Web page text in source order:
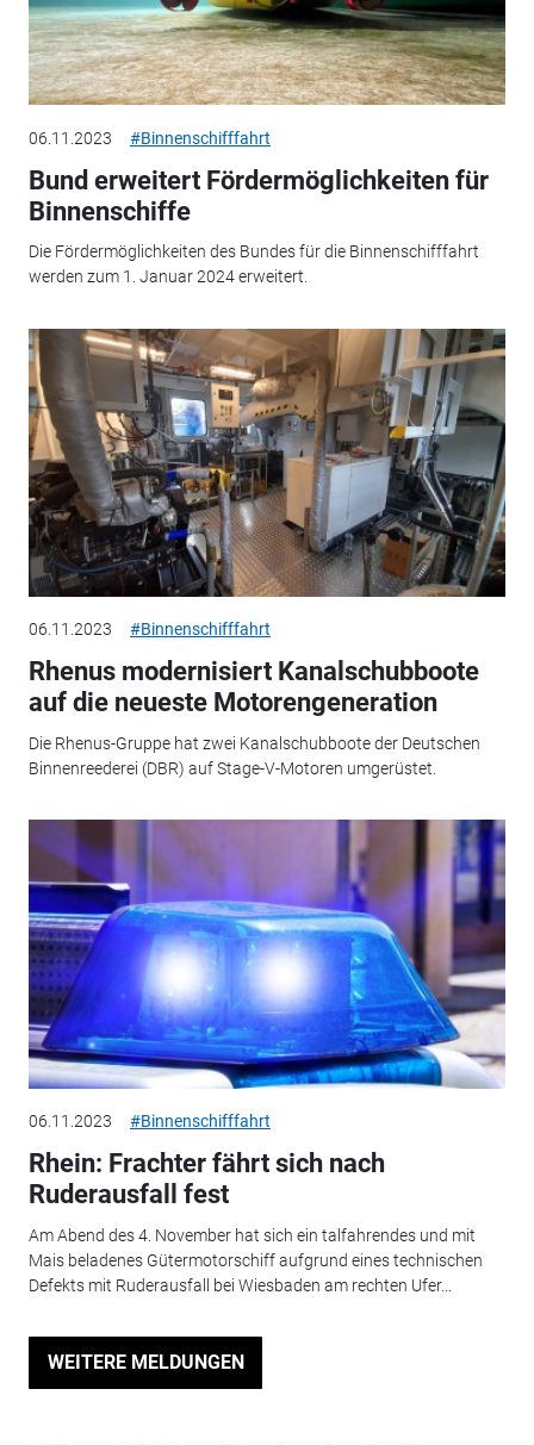
06.11.2023 #Binnenschifffahrt
Bund erweitert Fördermöglichkeiten für
Binnenschiffe
Die Fördermöglichkeiten des Bundes für die Binnenschifffahrt
werden zum 1. Januar 2024 erweitert.
06.11.2023 #Binnenschifffahrt
Rhenus modernisiert Kanalschubboote
auf die neueste Motorengeneration
Die Rhenus-Gruppe hat zwei Kanalschubboote der Deutschen
Binnenreederei (DBR) auf Stage-V-Motoren umgerüstet.
06.11.2023 #Binnenschifffahrt
Rhein: Frachter fährt sich nach
Ruderausfall fest
Am Abend des 4. November hat sich ein talfahrendes und mit
Mais beladenes Gütermotorschiff aufgrund eines technischen
Defekts mit Ruderausfall bei Wiesbaden am rechten Ufer...
WEITERE MELDUNGEN